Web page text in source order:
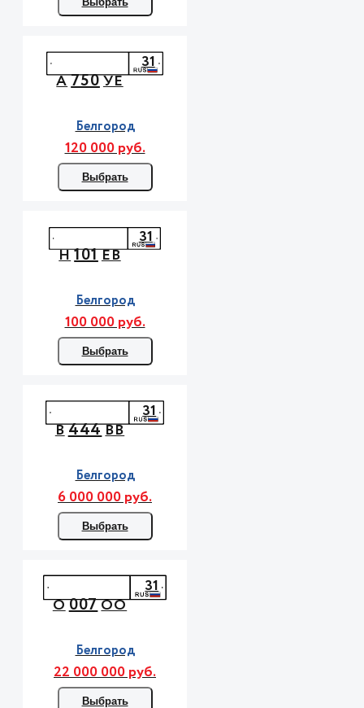
А750УЕ
31
Белгород
120 000 руб.
Выбрать
Н101ЕВ
31
Белгород
100 000 руб.
Выбрать
В444ВВ
31
Белгород
6 000 000 руб.
Выбрать
О007ОО
31
Белгород
22 000 000 руб.
Выбрать